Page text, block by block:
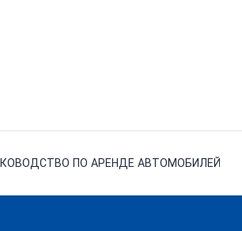
ПО АРЕНДЕ АВТОМОБИЛЕЙ